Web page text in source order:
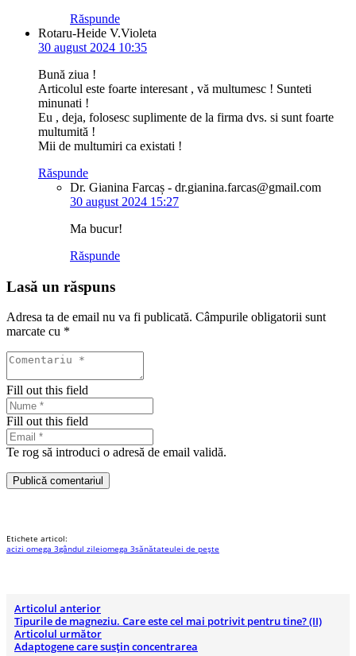
Răspunde
Rotaru-Heide V.Violeta
30 august 2024 10:35
Bună ziua !
Articolul este foarte interesant , vă multumesc ! Sunteti
minunati !
Eu , deja, folosesc suplimente de la firma dvs. si sunt foarte
multumită !
Mii de multumiri ca existati !
Răspunde
Dr. Gianina Farcaș - dr.gianina.farcas@gmail.com
30 august 2024 15:27
Ma bucur!
Răspunde
Lasă un răspuns
Adresa ta de email nu va fi publicată. Câmpurile obligatorii sunt
marcate cu *
Fill out this field
Fill out this field
Te rog să introduci o adresă de email validă.
Publică comentariul
Etichete articol:
acizi omega 3gândul zileiomega 3sănătateulei de pește
Articolul anterior
Tipurile de magneziu. Care este cel mai potrivit pentru tine? (II)
Articolul următor
Adaptogene care susțin concentrarea